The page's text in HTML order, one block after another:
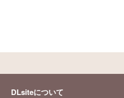
DLsiteについて